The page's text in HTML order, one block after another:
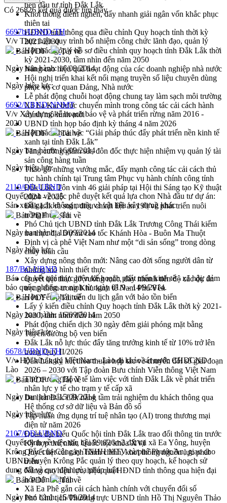
tiến đầu tư tỉnh Đắk Lắk
Khơi thông điểm nghẽn, đẩy nhanh giải ngân vốn khắc phục
thiên tai
HĐND tỉnh thông qua điều chỉnh Quy hoạch tỉnh thời kỳ
2021-2030
Hội thảo góp ý hồ sơ điều chỉnh quy hoạch tỉnh Đắk Lắk thời
kỳ 2021-2030, tầm nhìn đến năm 2050
Nâng cao hiệu quả hoạt động của các doanh nghiệp nhà nước
Hội nghị triển khai kết nối mạng truyền số liệu chuyên dùng
phục vụ cơ quan Đảng, Nhà nước
Lễ phát động chuỗi hoạt động chung tay làm sạch môi trường
Xã Ea Kar bước chuyển mình trong công tác cải cách hành
chính mô hình mới
UBND tỉnh họp báo định kỳ tháng 4 năm 2026
Hội thảo khoa học “Giải pháp thúc đẩy phát triển nền kinh tế
xanh tại tỉnh Đắk Lắk”
Tăng cường giám sát, đôn đốc thực hiện nhiệm vụ quản lý tài
sản công hàng tuần
Tháo gỡ những vướng mắc, đẩy mạnh công tác cải cách thủ
tục hành chính tại Trung tâm Phục vụ hành chính công tỉnh
Đắk Lắk: Tôn vinh 46 giải pháp tại Hội thi Sáng tạo Kỹ thuật
2024 - 2025
Đắk Lắk rà soát, điều chỉnh Đề án 190 về phát triển nuôi
trồng thủy sản
Phó Chủ tịch UBND tỉnh Đắk Lắk Trương Công Thái kiểm
tra thực địa Dự án cao tốc Khánh Hòa - Buôn Ma Thuột
Định vị cà phê Việt Nam như một “di sản sống” trong dòng
chảy toàn cầu
Xây dựng nông thôn mới: Nâng cao đời sống người dân từ
những mô hình thiết thực
Quyết liệt tháo gỡ vướng mắc, đẩy nhanh tiến độ các dự án
trọng điểm trong Khu kinh tế Nam Phú Yên
Hòn Yến phát triển du lịch gắn với bảo tồn biển
Lấy ý kiến điều chỉnh Quy hoạch tỉnh Đắk Lắk thời kỳ 2021-
2030, tầm nhìn đến năm 2050
Phát động chiến dịch 30 ngày đêm giải phóng mặt bằng
Tuyến đường bộ ven biển
Đắk Lắk nỗ lực thúc đẩy tăng trưởng kinh tế từ 10% trở lên
trong Quý II/2026
Đắk Lắk ký kết thỏa thuận hợp tác về chuyển đổi số giai đoạn
2026 – 2030 với Tập đoàn Bưu chính Viễn thông Việt Nam
Thứ trưởng Bộ Y tế làm việc với tỉnh Đắk Lắk về phát triển
nhân lực y tế cho trạm y tế cấp xã
Du lịch Đắk Lắk nâng tầm trải nghiệm du khách thông qua
Hệ thống cơ sở dữ liệu và Bản đồ số
Tập huấn ứng dụng trí tuệ nhân tạo (AI) trong thương mại
điện tử năm 2026
Đoàn đại biểu Quốc hội tỉnh Đắk Lắk trao đổi thông tin trước
Kỳ họp thứ nhất, Quốc hội khóa XVI
Quyết liệt cải cách hành chính, khơi thông nguồn lực phát
triển
Nâng cao hiệu lực, hiệu quả HĐND tỉnh thông qua hiện đại
hóa hành chính
Xã Ea Phê gắn cải cách hành chính với chuyển đổi số
Phó Chủ tịch Thường trực UBND tỉnh Hồ Thị Nguyên Thảo
Có 26826kết quả được tìm thấy
6697b/UBND-TH
V/v Thực hiện quy trình bổ nhiệm công chức lãnh đạo, quản lý
Bản PDF
Tải về
Ngày ban hành:16/09/2014
Ngày hiệu lực:
6692/UBND-NNMT
V/v Xây dựng kế hoạch bảo vệ và phát triển rừng năm 2016 -
2020
Bản PDF
Tải về
Ngày ban hành:16/09/2014
Ngày hiệu lực:
2119/QĐ-UBND
Quyết định về việc phê duyệt kết quả lựa chon Nhà đầu tư dự án:
Sản xuất gạch không nung và vật liệu xây dựng khác
Bản PDF
Tải về
Ngày ban hành:16/09/2014
Ngày hiệu lực:
187/BC-UBND
Báo cáo kết quả thực hiện kế hoạch phát triển kinh tế - xã hội, đảm
bảo quốc phòng an ninh từ ngày 01/9 - 14/9/2014.
Bản PDF
Tải về
Ngày ban hành: 16/09/2014
Ngày hiệu lực:
6678/UBND-TH
V/v Hội hữu nghị Việt Nam - Lào đi khảo sát nước CHDCND
Lào
Bản PDF
Tải về
Ngày ban hành:15/09/2014
Ngày hiệu lực:
2107/QĐ-UBND
Quyết định về việc thu hồi 89.826m2 đất tại xã Ea Yông, huyện
Krông Pắc của Công ty TNHH MTV cà phê Phước An, giao cho
UBND huyện Krông Pắc quản lý theo quy hoạch, kế hoạch sử
dung đất và quy định của pháp luật
Bản PDF
Tải về
Ngày ban hành:15/09/2014